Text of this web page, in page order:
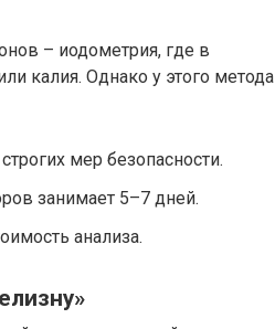
– иодометрия, где в
калия. Однако у этого метода
мер безопасности.
занимает 5–7 дней.
анализа.